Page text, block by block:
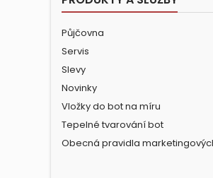
Půjčovna
Servis
Slevy
Novinky
Vložky do bot na míru
Tepelné tvarování bot
Obecná pravidla